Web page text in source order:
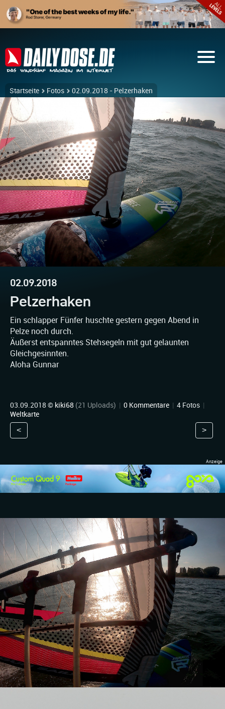
Startseite Fotos 02.09.2018 - Pelzerhaken
02.09.2018
Pelzerhaken
Ein schlapper Fünfer huschte gestern gegen Abend in
Pelze noch durch.
Äußerst entspanntes Stehsegeln mit gut gelaunten
Gleichgesinnten.
Aloha Gunnar
03.09.2018 © kiki68 (21 Uploads) | 0 Kommentare | 4 Fotos |
Weltkarte
< >